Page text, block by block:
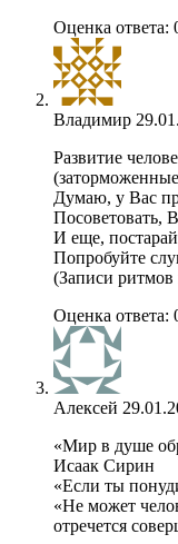
Оценка ответа:
Владимир
Развитие
Думаю, у Вас
Посоветовать,
И еще,
Попробуйте
(Записи
Оценка ответа:
Алексей
«Мир в душе
Исаак Сирин
«Если ты
«Не может
отречется